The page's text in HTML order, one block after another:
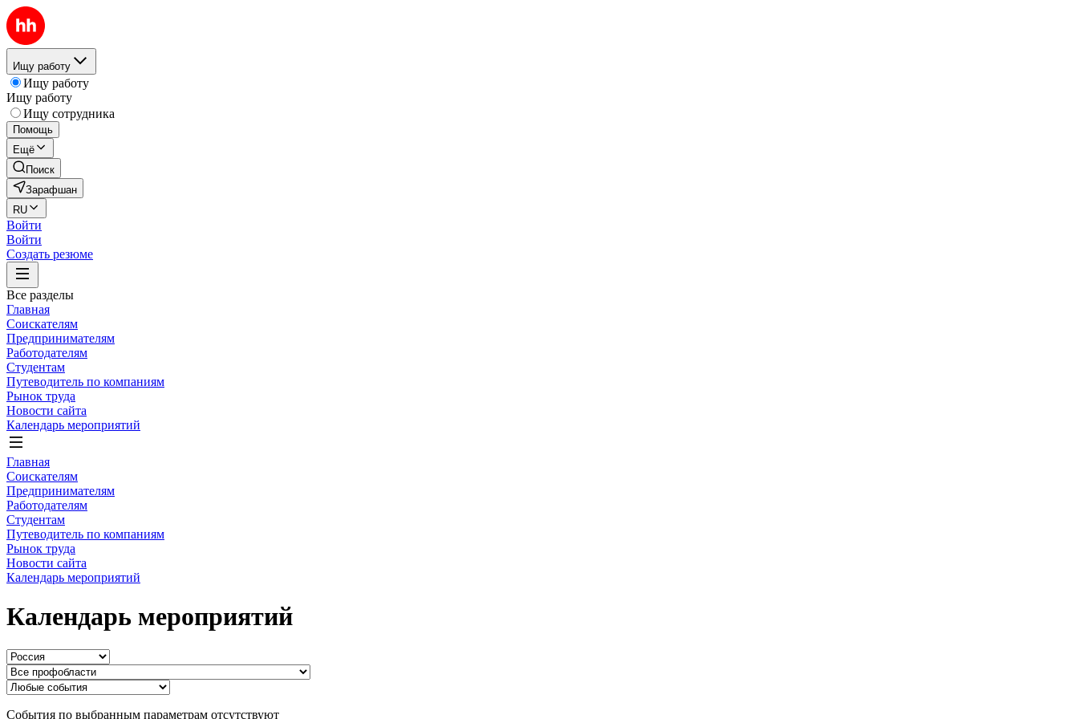
Ищу работу
Ищу работу
Ищу работу
Ищу сотрудника
Помощь
Ещё
Поиск
Зарафшан
RU
Войти
Войти
Создать резюме
Все разделы
Главная
Соискателям
Предпринимателям
Работодателям
Студентам
Путеводитель по компаниям
Рынок труда
Новости сайта
Календарь мероприятий
Главная
Соискателям
Предпринимателям
Работодателям
Студентам
Путеводитель по компаниям
Рынок труда
Новости сайта
Календарь мероприятий
Календарь мероприятий
События по выбранным параметрам отсутствуют